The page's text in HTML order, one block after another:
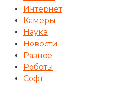
Интернет
Камеры
Наука
Новости
Разное
Роботы
Софт